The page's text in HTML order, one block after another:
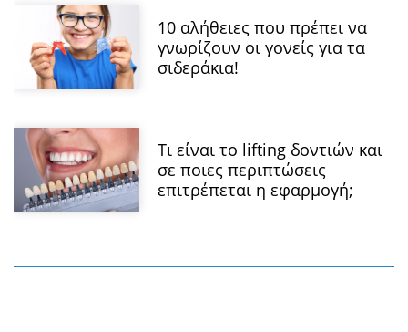
10 αλήθειες που πρέπει να
γνωρίζουν οι γονείς για τα
σιδεράκια!
Τι είναι το lifting δοντιών και
σε ποιες περιπτώσεις
επιτρέπεται η εφαρμογή;